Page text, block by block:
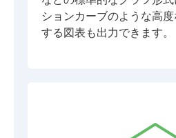
ションカーブのような高
する図表も出力できます。